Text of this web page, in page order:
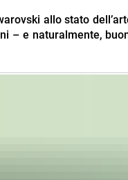
allo stato
– e naturalmente,